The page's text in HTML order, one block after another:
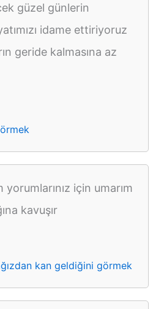
güzel günlerin
idame ettiriyoruz
geride kalmasına az
için umarım
kavuşır
kan geldiğini görmek